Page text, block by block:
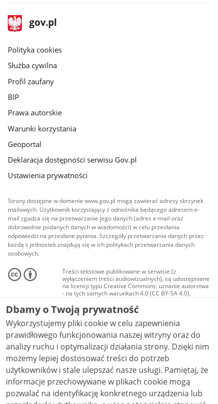
stopka
gov.pl
Strona
gov.pl
gov.pl
Polityka cookies
Służba cywilna
Profil zaufany
BIP
Prawa autorskie
Warunki korzystania
Geoportal
Deklaracja dostępności serwisu Gov.pl
Ustawienia prywatności
Strony dostępne w domenie www.gov.pl mogą zawierać adresy skrzynek
mailowych. Użytkownik korzystający z odnośnika będącego adresem e-
mail zgadza się na przetwarzanie jego danych (adres e-mail oraz
dobrowolnie podanych danych w wiadomości) w celu przesłania
odpowiedzi na przesłane pytania. Szczegóły przetwarzania danych przez
każdą z jednostek znajdują się w ich politykach przetwarzania danych
osobowych.
Treści tekstowe publikowane w serwisie (z
wyłączeniem treści audiowizualnych), są udostępniane
na licencji typu Creative Commons: uznanie autorstwa
- na tych samych warunkach 4.0 (CC BY-SA 4.0).
Materiały audiowizualne, w tym zdjęcia, materiały
audio i wideo, są udostępniane na licencji typu
Creative Commons: uznanie autorstwa użycie
niekomercyjne - bez utworów zależnych 4.0 (CC BY-
NC-ND 4.0), o ile nie jest to stwierdzone inaczej.
Dbamy o Twoją prywatność
Wykorzystujemy pliki cookie w celu zapewnienia
prawidłowego funkcjonowania naszej witryny oraz do
analizy ruchu i optymalizacji działania strony. Dzięki nim
możemy lepiej dostosować treści do potrzeb
użytkowników i stale ulepszać nasze usługi. Pamiętaj, że
informacje przechowywane w plikach cookie mogą
pozwalać na identyfikację konkretnego urządzenia lub